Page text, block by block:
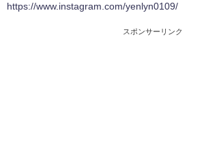
https://www.instagram.com/yenlyn0109/
スポンサーリンク